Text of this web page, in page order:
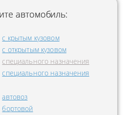
автомобиль:
с крытым кузовом
с открытым кузовом
специального назначения
специального назначения
автовоз
бортовой